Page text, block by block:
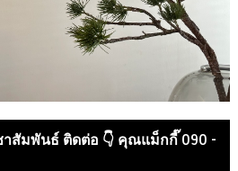
สัมพันธ์ ติดต่อ 👇 คุณแม็กกี๊ 090 -